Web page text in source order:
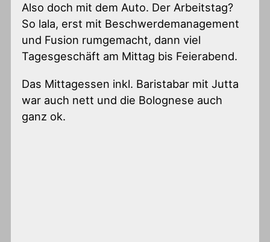
Also doch mit dem Auto. Der Arbeitstag?
So lala, erst mit Beschwerdemanagement
und Fusion rumgemacht, dann viel
Tagesgeschäft am Mittag bis Feierabend.
Das Mittagessen inkl. Baristabar mit Jutta
war auch nett und die Bolognese auch
ganz ok.